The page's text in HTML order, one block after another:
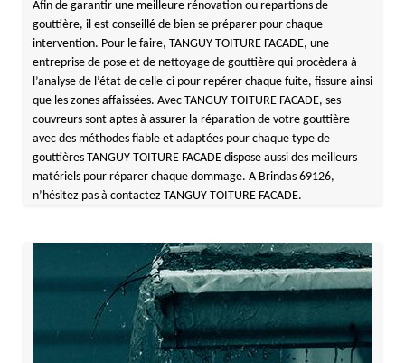
Afin de garantir une meilleure rénovation ou repartions de
gouttière, il est conseillé de bien se préparer pour chaque
intervention. Pour le faire, TANGUY TOITURE FACADE, une
entreprise de pose et de nettoyage de gouttière qui procèdera à
l’analyse de l’état de celle-ci pour repérer chaque fuite, fissure ainsi
que les zones affaissées. Avec TANGUY TOITURE FACADE, ses
couvreurs sont aptes à assurer la réparation de votre gouttière
avec des méthodes fiable et adaptées pour chaque type de
gouttières TANGUY TOITURE FACADE dispose aussi des meilleurs
matériels pour réparer chaque dommage. A Brindas 69126,
n’hésitez pas à contactez TANGUY TOITURE FACADE.